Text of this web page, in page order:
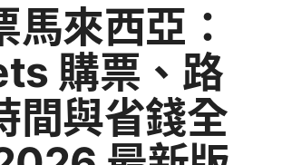
馬來西亞：
購票、路
間與省錢全